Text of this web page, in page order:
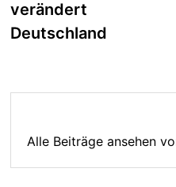
verändert
Deutschland
Alle Beiträge ansehen